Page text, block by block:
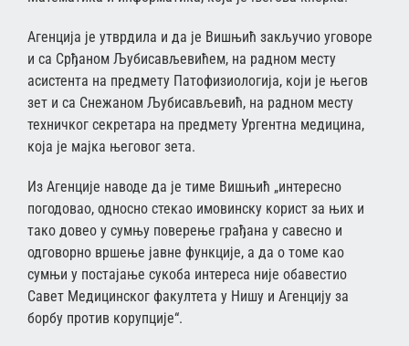
Агенција је утврдила и да је Вишњић закључио уговоре
и са Срђаном Љубисављевићем, на радном месту
асистента на предмету Патофизиологија, који је његов
зет и са Снежаном Љубисављевић, на радном месту
техничког секретара на предмету Ургентна медицина,
која је мајка његовог зета.
Из Агенције наводе да је тиме Вишњић „интересно
погодовао, односно стекао имовинску корист за њих и
тако довео у сумњу поверење грађана у савесно и
одговорно вршење јавне функције, а да о томе као
сумњи у постајање сукоба интереса није обавестио
Савет Медицинског факултета у Нишу и Агенцију за
борбу против корупције“.